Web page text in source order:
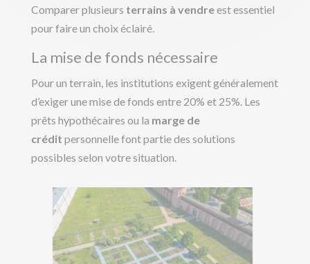
Comparer plusieurs terrains à vendreest essentiel
pour faire un choix éclairé.
La mise de fonds nécessaire
Pour un terrain, les institutions exigent généralement
d’exiger une mise de fonds entre 20% et 25%. Les
prêts hypothécaires ou la marge de
crédit personnelle font partie des solutions
possibles selon votre situation.